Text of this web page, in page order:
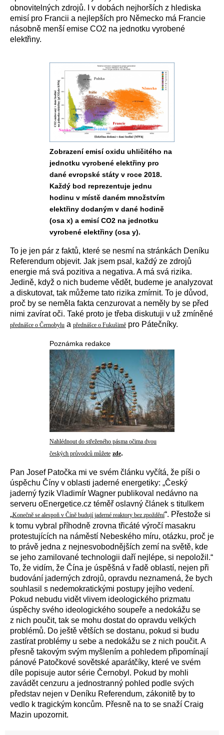
obnovitelných zdrojů. I v dobách nejhorších z hlediska
emisí pro Francii a nejlepších pro Německo má Francie
násobně menší emise CO2 na jednotku vyrobené
elektřiny.
Zobrazení emisí oxidu uhličitého na
jednotku vyrobené elektřiny pro
dané evropské státy v roce 2018.
Každý bod reprezentuje jednu
hodinu v místě daném množstvím
elektřiny dodaným v dané hodině
(osa x) a emisí CO2 na jednotku
vyrobené elektřiny (osa y).
To je jen pár z faktů, které se nesmí na stránkách Deníku
Referendum objevit. Jak jsem psal, každý ze zdrojů
energie má svá pozitiva a negativa. A má svá rizika.
Jedině, když o nich budeme vědět, budeme je analyzovat
a diskutovat, tak můžeme tato rizika zmírnit. To je důvod,
proč by se neměla fakta cenzurovat a neměly by se před
nimi zavírat oči. Také proto je třeba diskutuji v už zmíněné
přednášce o Černobylu a přednášce o Fukušimě pro Pátečníky.
Poznámka redakce
Nahlédnout do střeženého pásma očima dvou
českých průvodců můžete zde.
Pan Josef Patočka mi ve svém článku vyčítá, že píši o
úspěchu Číny v oblasti jaderné energetiky: „Český
jaderný fyzik Vladimír Wagner publikoval nedávno na
serveru oEnergetice.cz téměř oslavný článek s titulkem
„Konečně se alespoň v Číně budují jaderné reaktory bez zpoždění“. Přestože si
k tomu vybral příhodně zrovna třicáté výročí masakru
protestujících na náměstí Nebeského míru, otázku, proč je
to právě jedna z nejnesvobodnějších zemí na světě, kde
se jeho zamilované technologii daří nejlépe, si nepoložil.“
To, že vidím, že Čína je úspěšná v řadě oblastí, nejen při
budování jaderných zdrojů, opravdu neznamená, že bych
souhlasil s nedemokratickými postupy jejího vedení.
Pokud nebudu vidět vlivem ideologického prizmatu
úspěchy svého ideologického soupeře a nedokážu se
z nich poučit, tak se mohu dostat do opravdu velkých
problémů. Do ještě větších se dostanu, pokud si budu
zastírat problémy u sebe a nedokážu se z nich poučit. A
přesně takovým svým myšlením a pohledem připomínají
pánové Patočkové sovětské aparátčíky, které ve svém
díle popisuje autor série Černobyl. Pokud by mohli
zavádět cenzuru a jednostranný pohled podle svých
představ nejen v Deníku Referendum, zákonitě by to
vedlo k tragickým koncům. Přesně na to se snaží Craig
Mazin upozornit.